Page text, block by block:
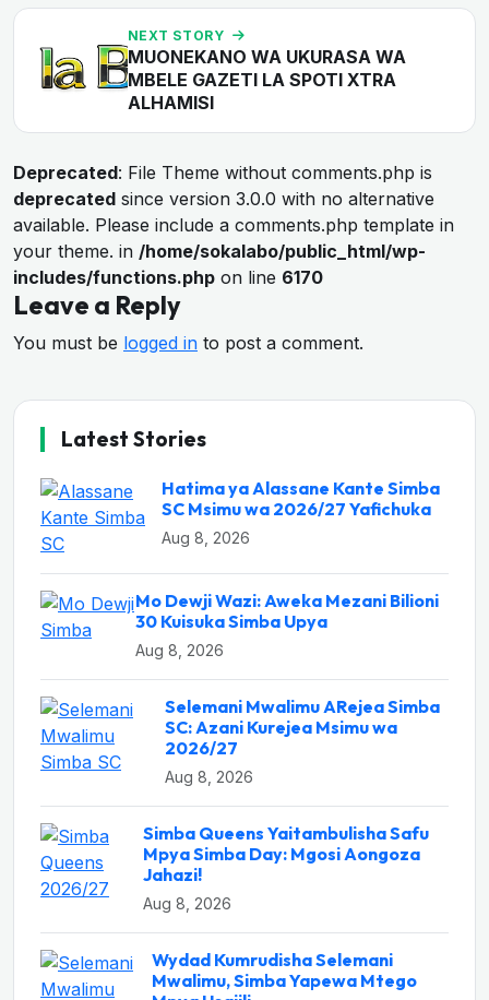
NEXT STORY
MUONEKANO WA UKURASA WA
MBELE GAZETI LA SPOTI XTRA
ALHAMISI
Deprecated: File Theme without comments.php is
deprecated since version 3.0.0 with no alternative
available. Please include a comments.php template in
your theme. in /home/sokalabo/public_html/wp-
includes/functions.php on line 6170
Leave a Reply
You must be logged in to post a comment.
Latest Stories
Hatima ya Alassane Kante Simba
SC Msimu wa 2026/27 Yafichuka
Aug 8, 2026
Mo Dewji Wazi: Aweka Mezani Bilioni
30 Kuisuka Simba Upya
Aug 8, 2026
Selemani Mwalimu ARejea Simba
SC: Azani Kurejea Msimu wa
2026/27
Aug 8, 2026
Simba Queens Yaitambulisha Safu
Mpya Simba Day: Mgosi Aongoza
Jahazi!
Aug 8, 2026
Wydad Kumrudisha Selemani
Mwalimu, Simba Yapewa Mtego